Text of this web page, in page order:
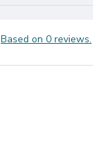
Based on 0 reviews.